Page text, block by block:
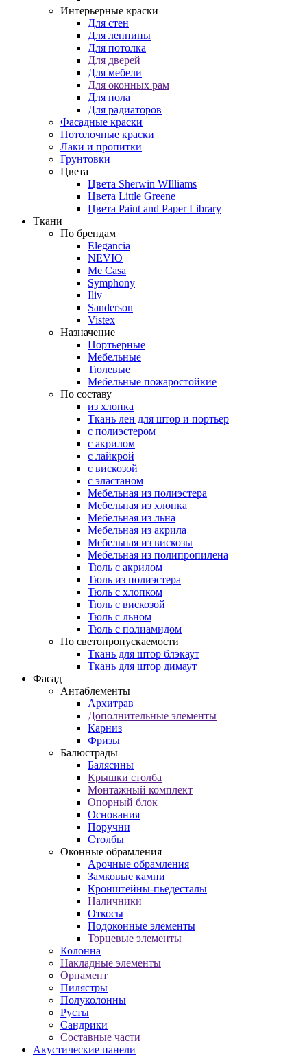
Интерьерные краски
Для стен
Для лепнины
Для потолка
Для дверей
Для мебели
Для оконных рам
Для пола
Для радиаторов
Фасадные краски
Потолочные краски
Лаки и пропитки
Грунтовки
Цвета
Цвета Sherwin WIlliams
Цвета Little Greene
Цвета Paint and Paper Library
Ткани
По брендам
Elegancia
NEVIO
Me Casa
Symphony
Iliv
Sanderson
Vistex
Назначение
Портьерные
Мебельные
Тюлевые
Мебельные пожаростойкие
По составу
из хлопка
Ткань лен для штор и портьер
с полиэстером
с акрилом
с лайкрой
с вискозой
с эластаном
Мебельная из полиэстера
Мебельная из хлопка
Мебельная из льна
Мебельная из акрила
Мебельная из вискозы
Мебельная из полипропилена
Тюль с акрилом
Тюль из полиэстера
Тюль с хлопком
Тюль с вискозой
Тюль с льном
Тюль с полиамидом
По светопропускаемости
Ткань для штор блэкаут
Ткань для штор димаут
Фасад
Антаблементы
Архитрав
Дополнительные элементы
Карниз
Фризы
Балюстрады
Балясины
Крышки столба
Монтажный комплект
Опорный блок
Основания
Поручни
Столбы
Оконные обрамления
Арочные обрамления
Замковые камни
Кронштейны-пьедесталы
Наличники
Откосы
Подоконные элементы
Торцевые элементы
Колонна
Накладные элементы
Орнамент
Пилястры
Полуколонны
Русты
Сандрики
Составные части
Акустические панели